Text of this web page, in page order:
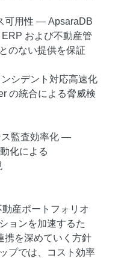
可用性 ― ApsaraDB
および不動産管
のない提供を保証
シデント対応高速化
の統合による脅威検
監査効率化 ―
化による
産ポートフォリオ
ョンを加速するた
携を深めていく方針
プでは、コスト効率